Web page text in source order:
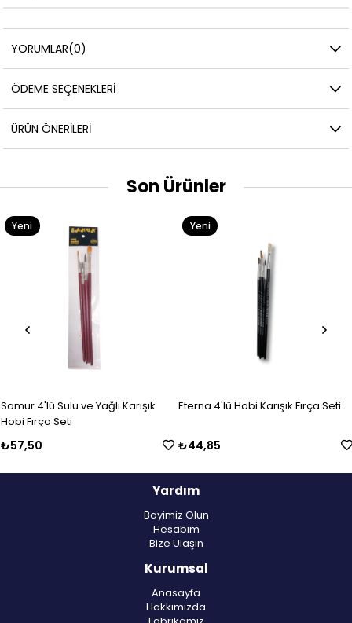
YORUMLAR(0)
ÖDEME SEÇENEKLERI
ÜRÜN ÖNERILERI
Son Ürünler
Samur 4'lü Sulu ve Yağlı Karışık
Hobi Fırça Seti
₺57,50
Yeni
Eterna 4'lü Hobi Karışık Fırça Seti
₺44,85
Yeni
Yardım
Bayimiz Olun
Hesabım
Bize Ulaşın
Kurumsal
Anasayfa
Hakkımızda